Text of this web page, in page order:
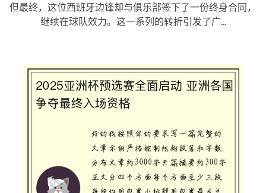
但最终，这位西班牙边锋却与俱乐部签下了一份终身合同，
继续在球队效力。这一系列的转折引发了广...